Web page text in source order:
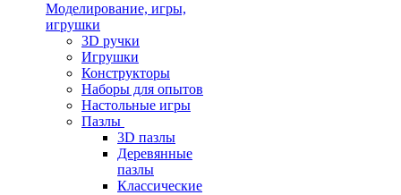
Моделирование, игры,
игрушки
3D ручки
Игрушки
Конструкторы
Наборы для опытов
Настольные игры
Пазлы
3D пазлы
Деревянные
пазлы
Классические